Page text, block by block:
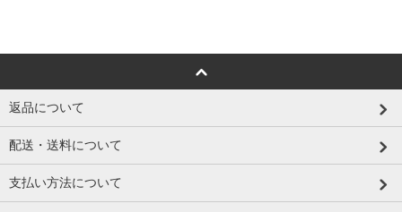
返品について
配送・送料について
支払い方法について